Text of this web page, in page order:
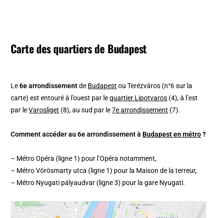
Carte des quartiers de Budapest
Le6e arrondissementde Budapest ou Terézváros (n°6 sur la
carte) est entouré à l’ouest par lequartier Lipotvaros (4), à l’est
par leVarosliget (8), au sud par le7e arrondissement (7).
Comment accéder au 6e arrondissement à Budapest en métro?
– Métro Opéra (ligne 1) pour l’Opéra notamment,
– Métro Vörösmarty utca (ligne 1) pour la Maison de la terreur,
– Métro Nyugati pályaudvar (ligne 3) pour la gare Nyugati.